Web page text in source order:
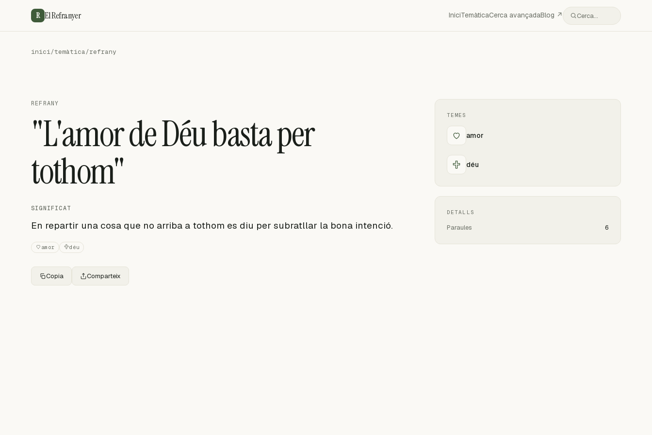
R El Refranyer IniciTemàticaCerca avançadaBlog ↗ Cerca…
inici/temàtica/refrany
REFRANY
"L'amor de Déu basta per
tothom"
SIGNIFICAT
En repartir una cosa que no arriba a tothom es diu per subratllar la bona intenció.
amor déu
Copia Comparteix
TEMES
amor
déu
DETALLS
Paraules 6